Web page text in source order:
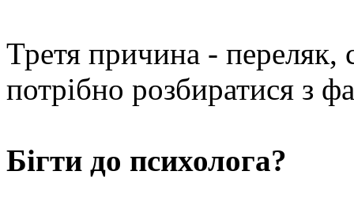
Третя причина - переляк,
потрібно розбиратися з
Бігти до психолога?